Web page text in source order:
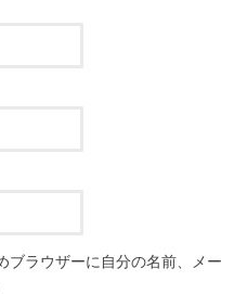
ブラウザーに自分の名前、メー